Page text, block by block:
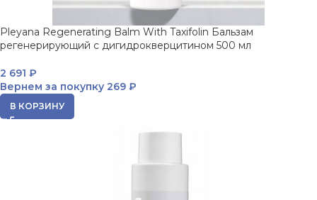
Pleyana Regenerating Balm With Taxifolin Бальзам
регенерирующий с дигидрокверцитином 500 мл
2 691 ₽
Вернем за покупку 269 ₽
В КОРЗИНУ